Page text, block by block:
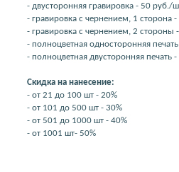
- двусторонняя гравировка - 50 руб./
- гравировка с чернением, 1 сторона
- гравировка с чернением, 2 стороны
- полноцветная односторонняя
- полноцветная двусторонняя печать
Скидка на нанесение:
- от 21 до 100 шт - 20%
- от 101 до 500 шт - 30%
- от 501 до 1000 шт - 40%
- от 1001 шт- 50%